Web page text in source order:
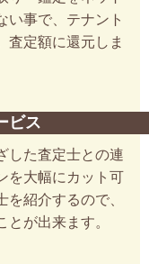
い事で、テナント
査定額に還元しま
ビス
した査定士との連
大幅にカット可
紹介するので、
が出来ます。